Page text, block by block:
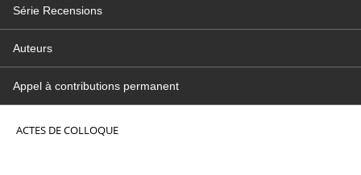
Série Recensions
Auteurs
Appel à contributions permanent
ACTES DE COLLOQUE